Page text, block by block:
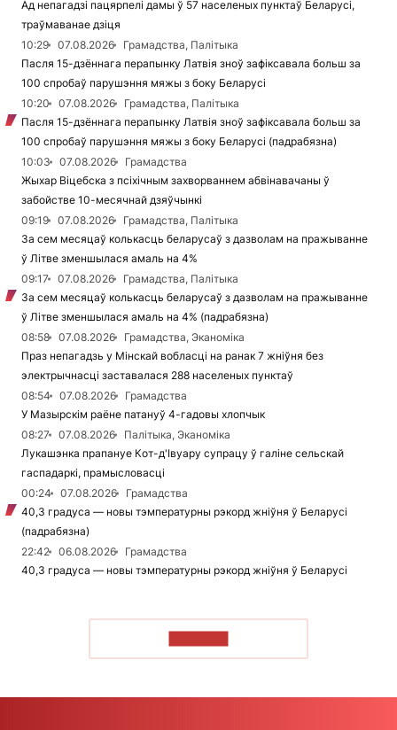
Ад непагадзі пацярпелі дамы ў 57 населеных пунктаў Беларусі,
траўмаванае дзіця
10:29
07.08.2026
Грамадства, Палітыка
Пасля 15-дзённага перапынку Латвія зноў зафіксавала больш за
100 спробаў парушэння мяжы з боку Беларусі
10:20
07.08.2026
Грамадства, Палітыка
Пасля 15-дзённага перапынку Латвія зноў зафіксавала больш за
100 спробаў парушэння мяжы з боку Беларусі (падрабязна)
10:03
07.08.2026
Грамадства
Жыхар Віцебска з псіхічным захворваннем абвінавачаны ў
забойстве 10-месячнай дзяўчынкі
09:19
07.08.2026
Грамадства, Палітыка
За сем месяцаў колькасць беларусаў з дазволам на пражыванне
ў Літве зменшылася амаль на 4%
09:17
07.08.2026
Грамадства, Палітыка
За сем месяцаў колькасць беларусаў з дазволам на пражыванне
ў Літве зменшылася амаль на 4% (падрабязна)
08:58
07.08.2026
Грамадства, Эканоміка
Праз непагадзь у Мінскай вобласці на ранак 7 жніўня без
электрычнасці заставалася 288 населеных пунктаў
08:54
07.08.2026
Грамадства
У Мазырскім раёне патануў 4-гадовы хлопчык
08:27
07.08.2026
Палітыка, Эканоміка
Лукашэнка прапануе Кот-д'Івуару супрацу ў галіне сельскай
гаспадаркі, прамысловасці
00:24
07.08.2026
Грамадства
40,3 градуса — новы тэмпературны рэкорд жніўня ў Беларусі
(падрабязна)
22:42
06.08.2026
Грамадства
40,3 градуса — новы тэмпературны рэкорд жніўня ў Беларусі